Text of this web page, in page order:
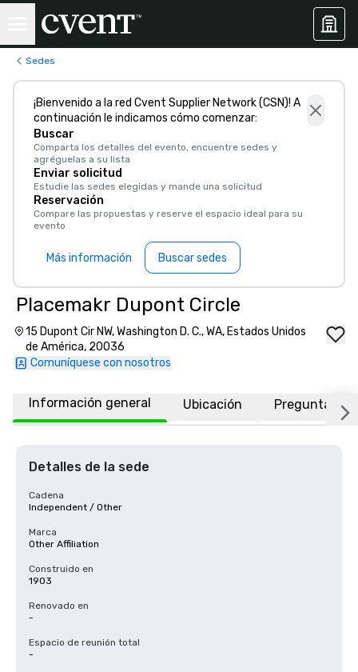
Sedes
¡Bienvenido a la red Cvent Supplier Network (CSN)! A
continuación le indicamos cómo comenzar:
Buscar
Comparta los detalles del evento, encuentre sedes y
agréguelas a su lista
Enviar solicitud
Estudie las sedes elegidas y mande una solicitud
Reservación
Compare las propuestas y reserve el espacio ideal para su
evento
Más información Buscar sedes
Placemakr Dupont Circle
15 Dupont Cir NW, Washington D. C., WA, Estados Unidos
de América, 20036
Comuníquese con nosotros
Información general Ubicación Preguntas
Detalles de la sede
Cadena
Independent / Other
Marca
Other Affiliation
Construido en
1903
Renovado en
-
Espacio de reunión total
-